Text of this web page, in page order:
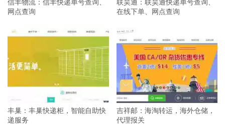
网点查询
在线下单、网点查询
丰巢：丰巢快递柜，智能自助快
递服务
吉祥邮：海淘转运，海外仓储，
代理报关